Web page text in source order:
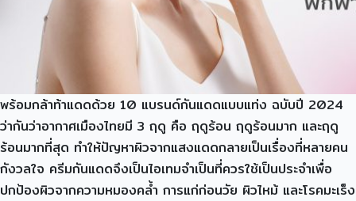
พร้อมกล้าท้าแดดด้วย 10 แบรนด์กันแดดแบบแท่ง ฉบับปี 2024
ว่ากันว่าอากาศเมืองไทยมี 3 ฤดู คือ ฤดูร้อน ฤดูร้อนมาก และฤดู
ร้อนมากที่สุด ทำให้ปัญหาผิวจากแสงแดดกลายเป็นเรื่องที่หลายคน
กังวลใจ ครีมกันแดดจึงเป็นไอเทมจำเป็นที่ควรใช้เป็นประจำเพื่อ
ปกป้องผิวจากความหมองคล้ำ การแก่ก่อนวัย ผิวไหม้ และโรคมะเร็ง